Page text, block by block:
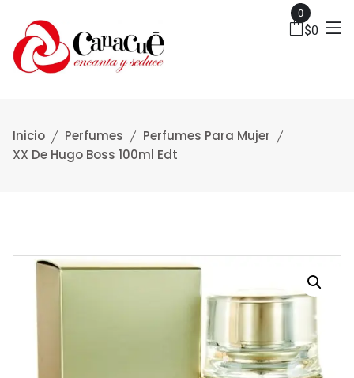
0
$0
Inicio Perfumes
Perfumes Para Mujer
XX De Hugo Boss 100ml Edt